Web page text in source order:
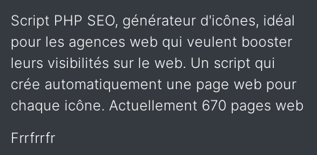
Script PHP SEO, générateur d'icônes, idéal
pour les agences web qui veulent booster
leurs visibilités sur le web. Un script qui
crée automatiquement une page web pour
chaque icône. Actuellement 670 pages web
frrfrrfr